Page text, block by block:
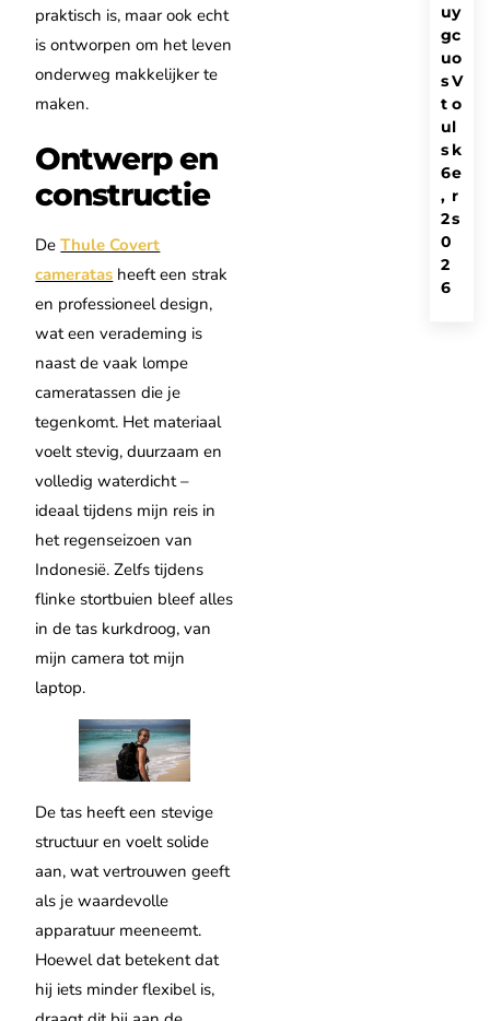
praktisch is, maar ook echt
is ontworpen om het leven
onderweg makkelijker te
maken.
Ontwerp en
constructie
DeThule Covert
cameratas heeft een strak
en professioneel design,
wat een verademing is
naast de vaak lompe
cameratassen die je
tegenkomt. Het materiaal
voelt stevig, duurzaam en
volledig waterdicht –
ideaal tijdens mijn reis in
het regenseizoen van
Indonesië. Zelfs tijdens
flinke stortbuien bleef alles
in de tas kurkdroog, van
mijn camera tot mijn
laptop.
De tas heeft een stevige
structuur en voelt solide
aan, wat vertrouwen geeft
als je waardevolle
apparatuur meeneemt.
Hoewel dat betekent dat
hij iets minder flexibel is,
y
c
o
V
o
l
k
e
r
s
u
g
u
s
t
u
s
6
,
2
0
2
6